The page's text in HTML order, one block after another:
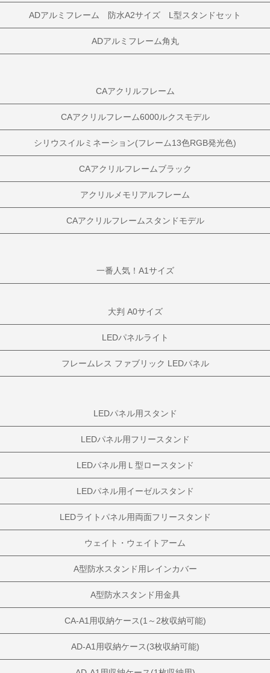
ADアルミフレーム 防水A2サイズ L型スタンドセット
ADアルミフレーム角丸
CAアクリルフレーム
CAアクリルフレーム6000ルクスモデル
シリウスイルミネーション(フレーム13色RGB発光色)
CAアクリルフレームブラック
アクリルメモリアルフレーム
CAアクリルフレームスタンドモデル
一番人気！A1サイズ
大判 A0サイズ
LEDパネルライト
フレームレス ファブリック LEDパネル
LEDパネル用スタンド
LEDパネル用フリースタンド
LEDパネル用Ｌ型ロースタンド
LEDパネル用イーゼルスタンド
LEDライトパネル用両面フリースタンド
ウェイト・ウェイトアーム
A型防水スタンド用レインカバー
A型防水スタンド用金具
CA-A1用収納ケース(1～2枚収納可能)
AD-A1用収納ケース(3枚収納可能)